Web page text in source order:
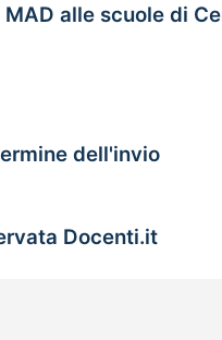
alle scuole di
dell'invio
Docenti.it